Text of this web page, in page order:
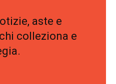
aste e
colleziona e